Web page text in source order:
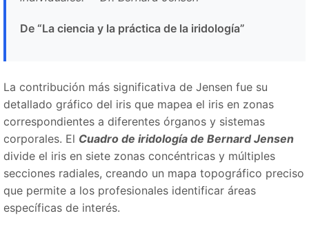
De “La ciencia y la práctica de la iridología”
La contribución más significativa de Jensen fue su
detallado gráfico del iris que mapea el iris en zonas
correspondientes a diferentes órganos y sistemas
corporales. El Cuadro de iridología de Bernard Jensen
divide el iris en siete zonas concéntricas y múltiples
secciones radiales, creando un mapa topográfico preciso
que permite a los profesionales identificar áreas
específicas de interés.